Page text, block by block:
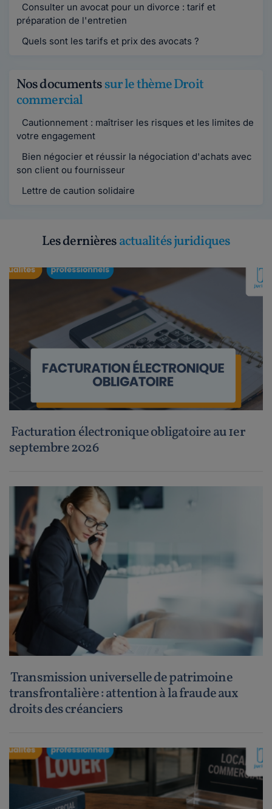
Consulter un avocat pour un divorce : tarif et
préparation de l'entretien
Quels sont les tarifs et prix des avocats ?
Nos documentssur le thème Droit
commercial
Cautionnement : maîtriser les risques et les limites de
votre engagement
Bien négocier et réussir la négociation d'achats avec
son client ou fournisseur
Lettre de caution solidaire
Les dernièresactualités juridiques
Facturation électronique obligatoire au 1er
septembre 2026
Transmission universelle de patrimoine
transfrontalière : attention à la fraude aux
droits des créanciers